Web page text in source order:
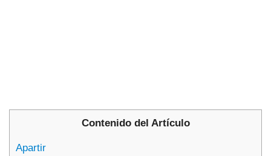
Contenido del Artículo
Apartir